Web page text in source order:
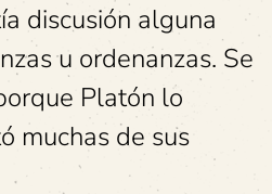
discusión alguna
u ordenanzas. Se
Platón lo
muchas de sus